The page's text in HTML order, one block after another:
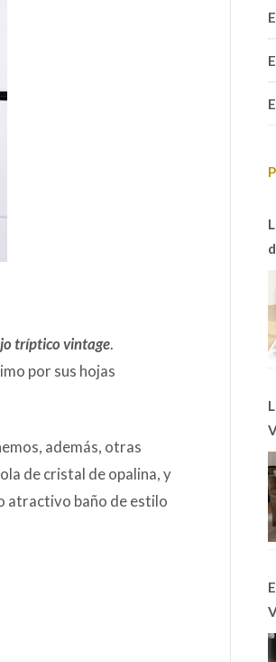
tríptico vintage.
por sus hojas
además, otras
de cristal de opalina, y
atractivo baño de estilo